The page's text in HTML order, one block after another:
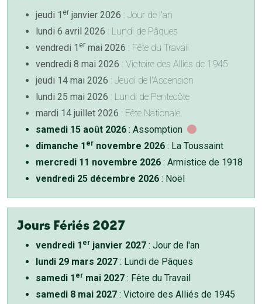
jeudi 1 er janvier 2026 : Jour de l'an
lundi 6 avril 2026 : Lundi de Pâques
vendredi 1 er mai 2026 : Fête du Travail
vendredi 8 mai 2026 : Victoire des Alliés de 1945
jeudi 14 mai 2026 : Jeudi de l'Ascension
lundi 25 mai 2026 : Lundi de Pentecôte
mardi 14 juillet 2026 : Fête Nationale
samedi 15 août 2026 : Assomption
dimanche 1 er novembre 2026 : La Toussaint
mercredi 11 novembre 2026 : Armistice de 1918
vendredi 25 décembre 2026 : Noël
Jours Fériés 2027
vendredi 1 er janvier 2027 : Jour de l'an
lundi 29 mars 2027 : Lundi de Pâques
samedi 1 er mai 2027 : Fête du Travail
samedi 8 mai 2027 : Victoire des Alliés de 1945